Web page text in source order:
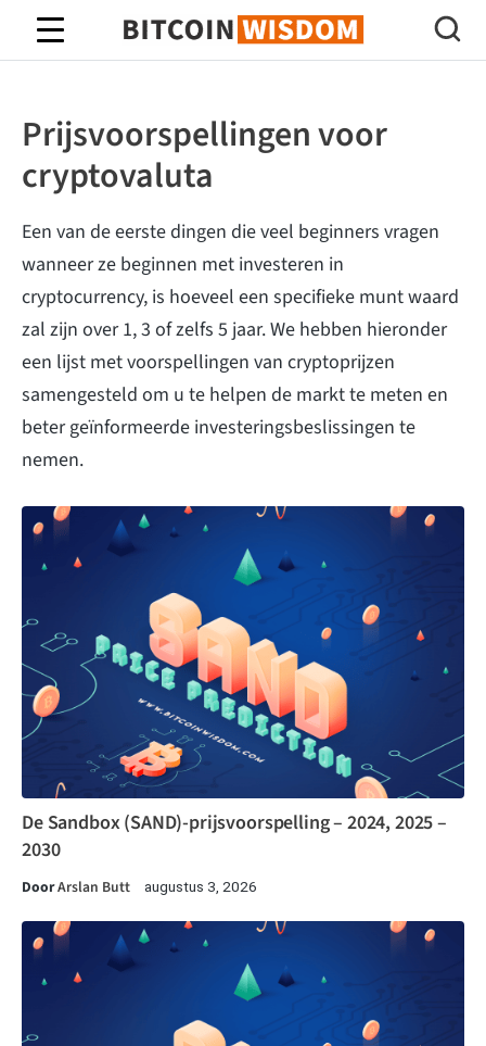
Bitcoin-wijsheid
Prijsvoorspellingen voor
cryptovaluta
Een van de eerste dingen die veel beginners vragen
wanneer ze beginnen met investeren in
cryptocurrency, is hoeveel een specifieke munt waard
zal zijn over 1, 3 of zelfs 5 jaar. We hebben hieronder
een lijst met voorspellingen van cryptoprijzen
samengesteld om u te helpen de markt te meten en
beter geïnformeerde investeringsbeslissingen te
nemen.
De Sandbox (SAND)-prijsvoorspelling – 2024, 2025 –
2030
DoorArslan Butt augustus 3, 2026